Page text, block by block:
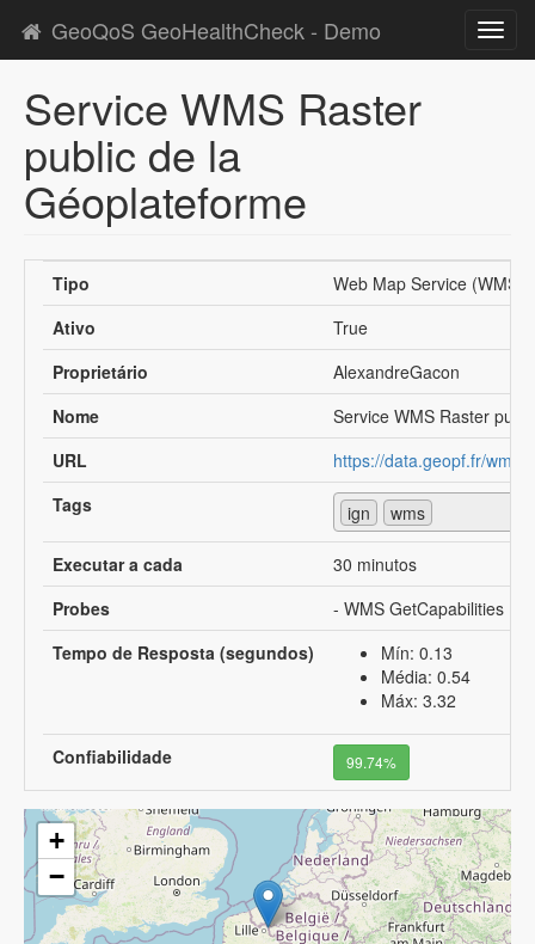
GeoQoS GeoHealthCheck - Demo
Service WMS Raster
public de la
Géoplateforme
Tipo
Web Map Service (WMS)
Ativo
True
Proprietário
AlexandreGacon
Nome
Service WMS Raster
URL
https://data.geopf.fr/wms-
Tags
ign wms
Executar a cada
30 minutos
Probes
- WMS GetCapabilities
Tempo de Resposta (segundos)
Mín: 0.13
Média: 0.54
Máx: 3.32
Confiabilidade 99.74%
+
−